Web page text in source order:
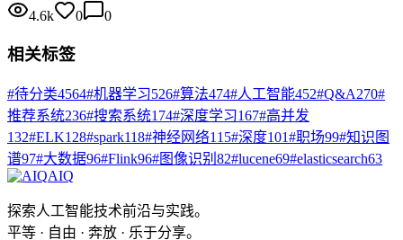
4.6k
0 0
相关标签
#待分类4564#机器学习526#算法474#人工智能452#Q&A270#
推荐系统236#搜索系统174#深度学习167#高并发
132#ELK128#spark118#神经网络115#深度101#职场99#知识图
谱97#大数据96#Flink96#图像识别 82#lucene69#elasticsearch63
AIQ
探索人工智能技术前沿与实践。
平等 · 自由 · 奔放 · 乐于分享。